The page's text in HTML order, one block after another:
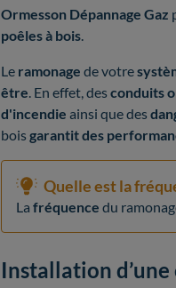
Ormesson Dépannage Gaz
poêles à bois
Le ramonage de votre
être . En effet, desconduits
d'incendie ainsi que des
boisgarantit des
Quelle est la
La fréquence du
Installation